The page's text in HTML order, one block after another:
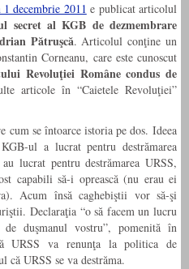
decembrie 2011 e publicat articolul
secret al KGB de dezmembrare
Pătruşcă. Articolul conţine un
Corneanu, care este cunoscut
Revoluţiei Române condus de
articole în “Caietele Revoluţiei”
cum se întoarce istoria pe dos. Ideea
ul a lucrat pentru destrămarea
lucrat pentru destrămarea URSS,
capabili să-i oprească (nu erau ei
Acum însă caghebiştii vor să-şi
Declaraţia “o să facem un lucru
duşmanul vostru”, pomenită în
URSS va renunţa la politica de
că URSS se va destrăma.